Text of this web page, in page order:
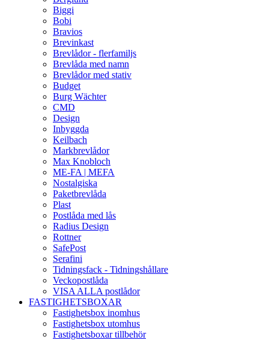
Biggi
Bobi
Bravios
Brevinkast
Brevlådor - flerfamiljs
Brevlåda med namn
Brevlådor med stativ
Budget
Burg Wächter
CMD
Design
Inbyggda
Keilbach
Markbrevlådor
Max Knobloch
ME-FA | MEFA
Nostalgiska
Paketbrevlåda
Plast
Postlåda med lås
Radius Design
Rottner
SafePost
Serafini
Tidningsfack - Tidningshållare
Veckopostlåda
VISA ALLA postlådor
FASTIGHETSBOXAR
Fastighetsbox inomhus
Fastighetsbox utomhus
Fastighetsboxar tillbehör